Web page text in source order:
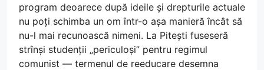
program deoarece după ideile și drepturile actuale
nu poți schimba un om într-o așa manieră încât să
nu-l mai recunoască nimeni. La Pitești fuseseră
strînși studenții „periculoși” pentru regimul
comunist — termenul de reeducare desemna